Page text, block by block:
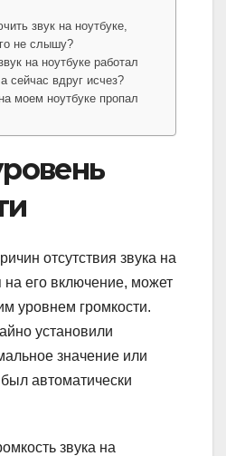
звук на ноутбуке,
не слышу?
на ноутбуке работал
сейчас вдруг исчез?
моем ноутбуке пропал
отсутствия звука на
на его включение, может
уровнем громкости.
установили
значение или
автоматически
звука на